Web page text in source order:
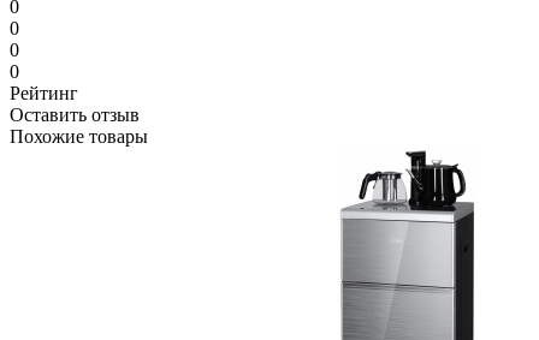
0
0
0
0
Рейтинг
Оставить отзыв
Похожие товары